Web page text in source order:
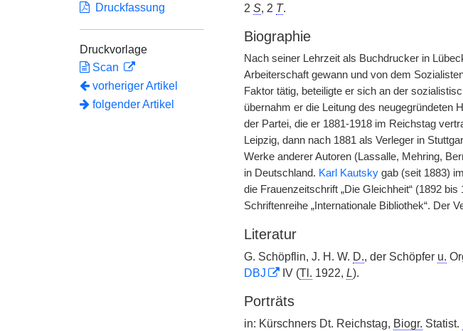
Druckfassung
Druckvorlage
Scan
vorheriger Artikel
folgender Artikel
2 S, 2 T.
Biographie
Nach seiner Lehrzeit als Buchdrucker in
Arbeiterschaft gewann und von dem
Faktor tätig, beteiligte er sich an der
übernahm er die Leitung des neugegründeten
der Partei, die er 1881-1918 im Reichstag
Leipzig, dann nach 1881 als Verleger in
Werke anderer Autoren (Lassalle, Mehring,
in Deutschland. Karl Kautskygab (seit 1883) im
die Frauenzeitschrift „Die Gleichheit“ (1892
Schriftenreihe „Internationale Bibliothek“. Der
Literatur
G. Schöpflin, J. H. W. D., der Schöpfer u.
DBJ
IV (Tl. 1922, L).
Porträts
in: Kürschners Dt. Reichstag, Biogr. Statist.